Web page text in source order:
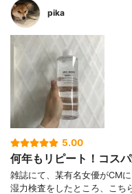
pika
5.00
何年もリピート！コス
雑誌にて、某有名女優がCM
湿力検査をしたところ、こち